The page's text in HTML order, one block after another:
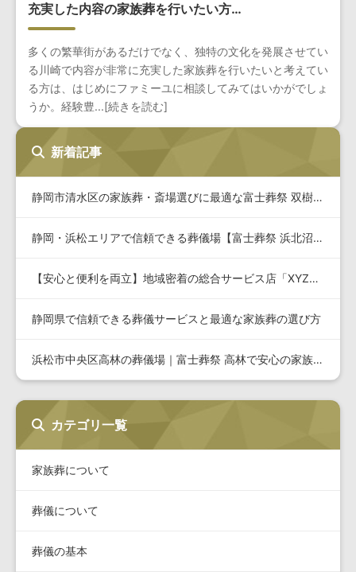
充実した内容の家族葬を行いたい方…
多くの繁華街があるだけでなく、独特の文化を発展させてい
る川崎で内容が非常に充実した家族葬を行いたいと考えてい
る方は、はじめにファミーユに相談してみてはいかがでしょ
うか。経験豊...[続きを読む]
新着記事
静岡市清水区の家族葬・斎場選びに最適な富士葬祭 双樹の詳細と…
静岡・浜松エリアで信頼できる葬儀場【富士葬祭 浜北沼】の特徴…
【安心と便利を両立】地域密着の総合サービス店「XYZショップ…
静岡県で信頼できる葬儀サービスと最適な家族葬の選び方
浜松市中央区高林の葬儀場｜富士葬祭 高林で安心の家族葬・一式…
カテゴリ一覧
家族葬について
葬儀について
葬儀の基本